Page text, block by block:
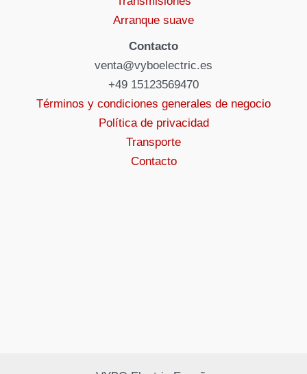
Arranque suave
Contacto
venta@vyboelectric.es
+49 15123569470
Términos y condiciones generales de negocio
Política de privacidad
Transporte
Contacto